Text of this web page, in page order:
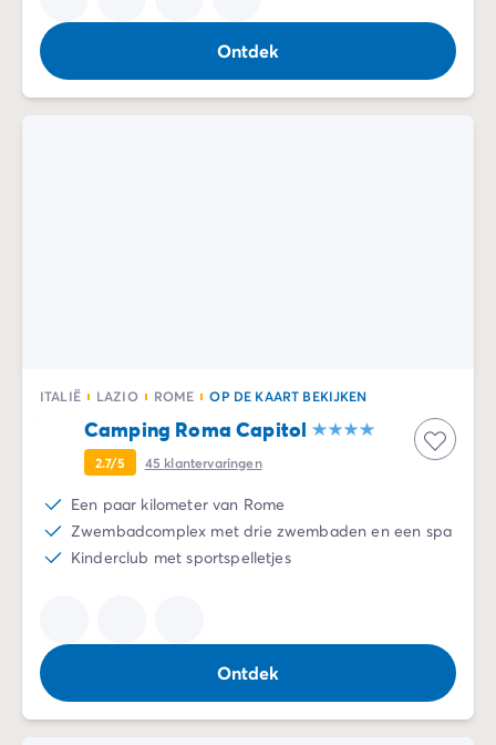
Ontdek
ITALIË LAZIO ROME OP DE KAART BEKIJKEN
Camping Roma Capitol
2.7/5 45 klantervaringen
Een paar kilometer van Rome
Zwembadcomplex met drie zwembaden en een spa
Kinderclub met sportspelletjes
Ontdek